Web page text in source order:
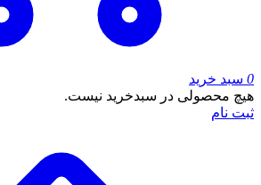
0 سبد خرید
هیچ محصولی در سبدخرید نیست.
ثبت نام